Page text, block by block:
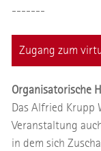
-------
Zugang zum
Organisatorische
Das Alfried Krupp
Veranstaltung
in dem sich